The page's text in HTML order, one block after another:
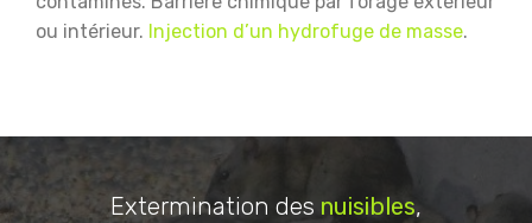
ou intérieur. Injection d’un hydrofuge de masse.
Extermination des nuisibles,